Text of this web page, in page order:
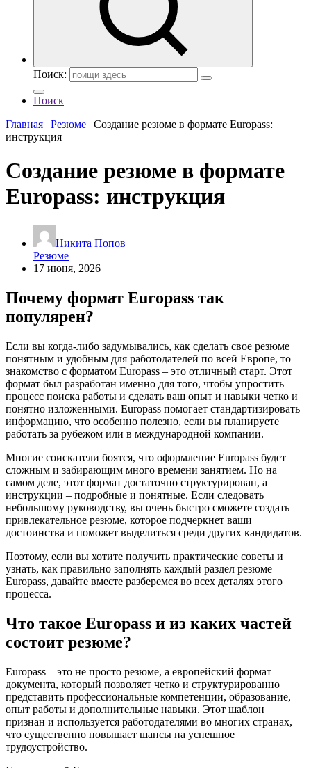
Поиск:
Поиск
Главная | Резюме | Создание резюме в формате Europass:
инструкция
Создание резюме в формате
Europass: инструкция
Никита Попов
Резюме
17 июня, 2026
Почему формат Europass так
популярен?
Если вы когда-либо задумывались, как сделать свое резюме
понятным и удобным для работодателей по всей Европе, то
знакомство с форматом Europass – это отличный старт. Этот
формат был разработан именно для того, чтобы упростить
процесс поиска работы и сделать ваш опыт и навыки четко и
понятно изложенными. Europass помогает стандартизировать
информацию, что особенно полезно, если вы планируете
работать за рубежом или в международной компании.
Многие соискатели боятся, что оформление Europass будет
сложным и забирающим много времени занятием. Но на
самом деле, этот формат достаточно структурирован, а
инструкции – подробные и понятные. Если следовать
небольшому руководству, вы очень быстро сможете создать
привлекательное резюме, которое подчеркнет ваши
достоинства и поможет выделиться среди других кандидатов.
Поэтому, если вы хотите получить практические советы и
узнать, как правильно заполнять каждый раздел резюме
Europass, давайте вместе разберемся во всех деталях этого
процесса.
Что такое Europass и из каких частей
состоит резюме?
Europass – это не просто резюме, а европейский формат
документа, который позволяет четко и структурированно
представить профессиональные компетенции, образование,
опыт работы и дополнительные навыки. Этот шаблон
признан и используется работодателями во многих странах,
что существенно повышает шансы на успешное
трудоустройство.